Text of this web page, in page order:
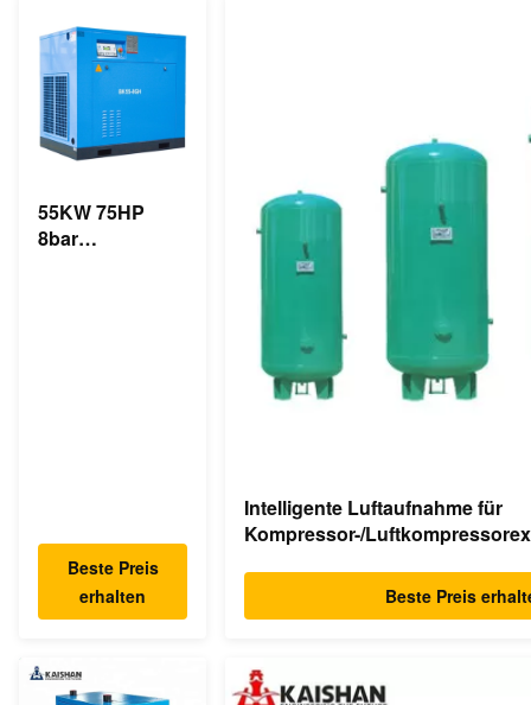
55KW 75HP
8bar
Beste Preis
erhalten
Intelligente Luftaufnahme für
Kompressor-/
Beste Preis